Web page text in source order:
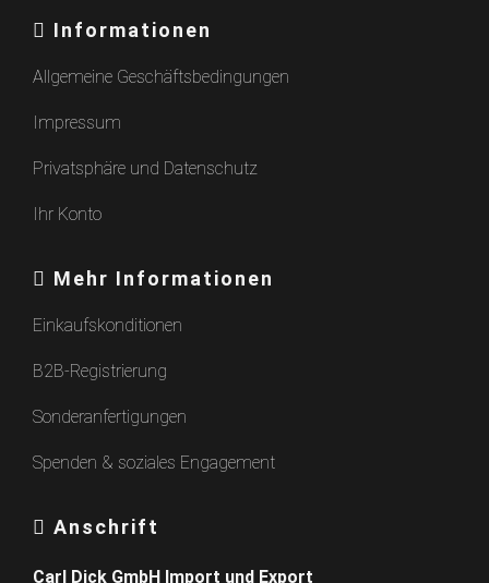
Informationen
Allgemeine Geschäftsbedingungen
Impressum
Privatsphäre und Datenschutz
Ihr Konto
Mehr Informationen
Einkaufskonditionen
B2B-Registrierung
Sonderanfertigungen
Spenden & soziales Engagement
Anschrift
Carl Dick GmbH Import und Export